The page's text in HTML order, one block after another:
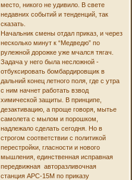
место, никого не удивило. В свете
недавних событий и тенденций, так
сказать.
Начальник смены отдал приказ, и через
несколько минут к “Медведю” по
рулежной дорожке уже мчался тягач.
Задача у него была несложной -
отбуксировать бомбардировщик в
дальний конец летного поля, где с утра
с ним начнет работать взвод
химической защиты. В принципе,
дезактивацию, а проще говоря, мытье
самолета с мылом и порошком,
надлежало сделать сегодня. Но в
строгом соответствии с политикой
перестройки, гласности и нового
мышления, единственная исправная
передвижная авторазливочная
станция АРС-15М по приказу